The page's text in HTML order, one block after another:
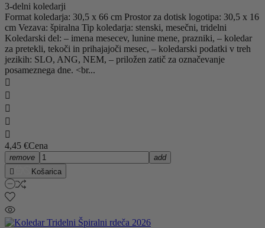
3-delni koledarji
Format koledarja: 30,5 x 66 cm Prostor za dotisk logotipa: 30,5 x 16
cm Vezava: špiralna Tip koledarja: stenski, mesečni, tridelni
Koledarski del: – imena mesecev, lunine mene, prazniki, – koledar
za pretekli, tekoči in prihajajoči mesec, – koledarski podatki v treh
jezikih: SLO, ANG, NEM, – priložen zatič za označevanje
posameznega dne. <br...





4,45 €Cena
remove
add

Košarica